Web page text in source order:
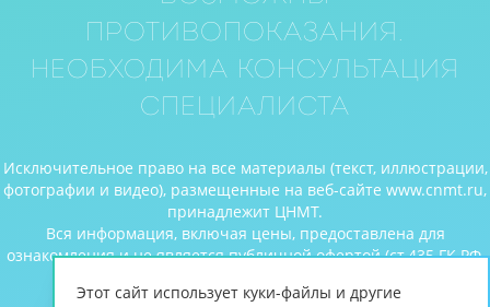
противопоказания.
Необходима консультация
специалиста
Исключительное право на все материалы (текст, иллюстрации,
фотографии и видео), размещенные на веб-сайте www.cnmt.ru,
принадлежит ЦНМТ.
Вся информация, включая цены, предоставлена для
ознакомления и не является публичной офертой (ст.435 ГК РФ,
© Центр новых медицинских технологий, 2026
Этот сайт использует куки-файлы и другие